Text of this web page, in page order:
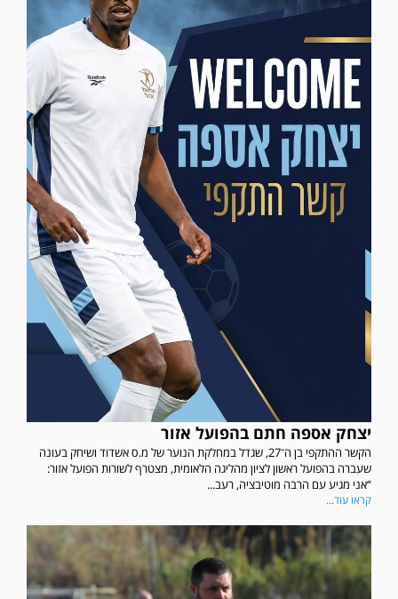
יצחק אספה חתם בהפועל אזור
הקשר ההתקפי בן ה־27, שגדל במחלקת הנוער של מ.ס אשדוד ושיחק בעונה
שעברה בהפועל ראשון לציון מהליגה הלאומית, מצטרף לשורות הפועל אזור:
“אני מגיע עם הרבה מוטיבציה, רעב...
קראו עוד...